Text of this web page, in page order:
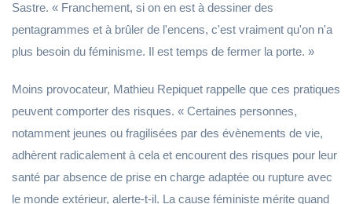
Sastre. « Franchement, si on en est à dessiner des
pentagrammes et à brûler de l'encens, c'est vraiment qu'on n'a
plus besoin du féminisme. Il est temps de fermer la porte. »
Moins provocateur, Mathieu Repiquet rappelle que ces pratiques
peuvent comporter des risques. « Certaines personnes,
notamment jeunes ou fragilisées par des évènements de vie,
adhèrent radicalement à cela et encourent des risques pour leur
santé par absence de prise en charge adaptée ou rupture avec
le monde extérieur, alerte-t-il. La cause féministe mérite quand